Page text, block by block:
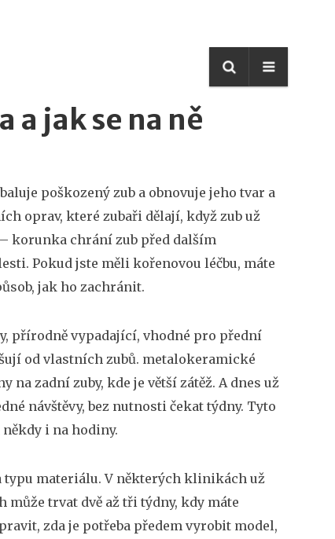
a jak se na ně
poškozený zub a obnovuje jeho tvar a
oprav, které zubaři dělají, když zub už
korunka chrání zub před dalším
Pokud jste měli kořenovou léčbu, máte
jak ho zachránit.
, přírodně vypadající, vhodné pro přední
od vlastních zubů. metalokeramické
na zadní zuby, kde je větší zátěž. A dnes už
návštěvy, bez nutnosti čekat týdny. Tyto
i na hodiny.
typu materiálu. V některých klinikách už
může trvat dvě až tři týdny, kdy máte
zda je potřeba předem vyrobit model,